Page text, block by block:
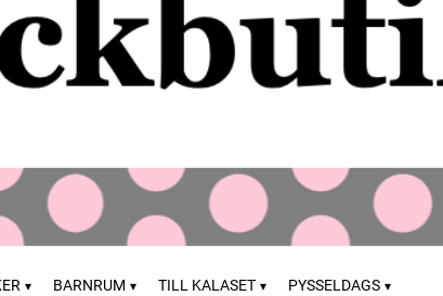
BARNRUM TILL KALASET PYSSELDAGS